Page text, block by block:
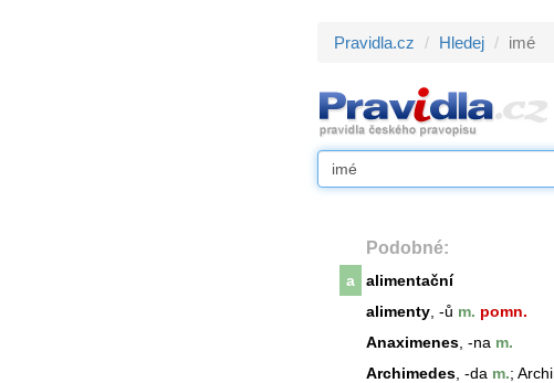
Pravidla.cz Hledej imé
Podobné:
a
alimentační
alimenty , -ů m. pomn.
Anaximenes , -na m.
Archimedes , -da m.;